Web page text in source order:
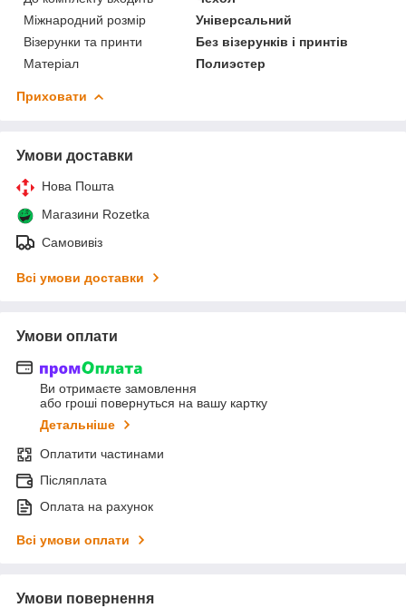
Міжнародний розмір
Універсальний
Візерунки та принти
Без візерунків і принтів
Матеріал
Полиэстер
Приховати
Умови доставки
Нова Пошта
Магазини Rozetka
Самовивіз
Всі умови доставки
Умови оплати
Ви отримаєте замовлення
або гроші повернуться на вашу картку
Детальніше
Оплатити частинами
Післяплата
Оплата на рахунок
Всі умови оплати
Умови повернення